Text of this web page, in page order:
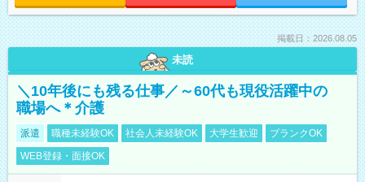
掲載日：2026.08.05
未読
＼10年後にも残る仕事／～60代も現役活躍中の
職場へ＊介護
派遣 職種未経験OK 社会人未経験OK 大学生歓迎
ブランクOK
WEB登録・面接OK